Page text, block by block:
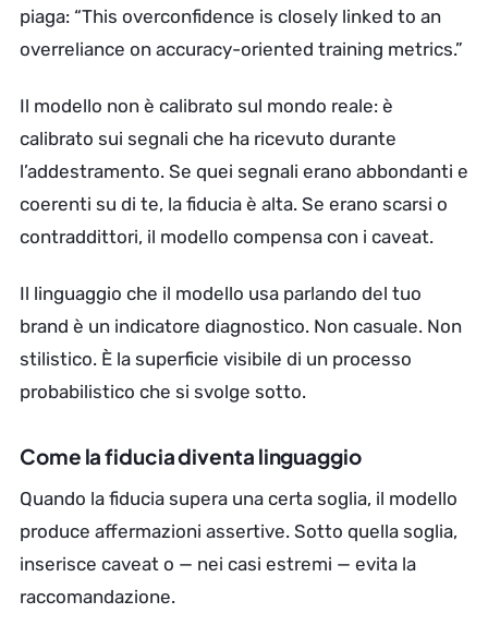
piaga: “This overconfidence is closely linked to an
overreliance on accuracy-oriented training metrics.”
Il modello non è calibrato sul mondo reale: è
calibrato sui segnali che ha ricevuto durante
l’addestramento. Se quei segnali erano abbondanti e
coerenti su di te, la fiducia è alta. Se erano scarsi o
contraddittori, il modello compensa con i caveat.
Il linguaggio che il modello usa parlando del tuo
brand è un indicatore diagnostico. Non casuale. Non
stilistico. È la superficie visibile di un processo
probabilistico che si svolge sotto.
Come la fiducia diventa linguaggio
Quando la fiducia supera una certa soglia, il modello
produce affermazioni assertive. Sotto quella soglia,
inserisce caveat o — nei casi estremi — evita la
raccomandazione.